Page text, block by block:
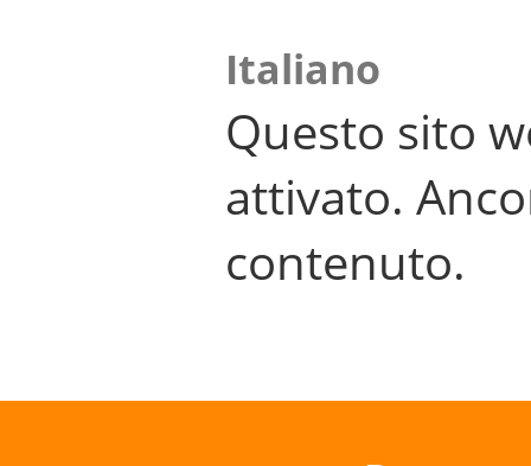
Italiano
Questo sito
attivato.
contenuto.